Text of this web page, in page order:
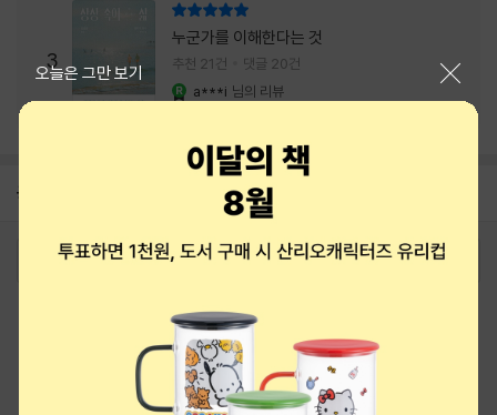
3
누군가를 이해한다는 것
추천 21건 댓글 20건
a***i 님의 리뷰
공지 8월 상품권+쿠폰+결제+추천 혜택모음
2026-08-01
오늘은 그만 보기
로그인 최근 본 상품 주문/배송
티켓 1544-6399
eBook 1:1문의/채팅상담
예스이십사(주) 사업자 정보
이용약관
개인정보처리방침
청소년보호정책